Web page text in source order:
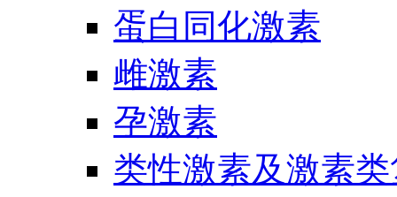
蛋白同化激素
雌激素
孕激素
类性激素及激素